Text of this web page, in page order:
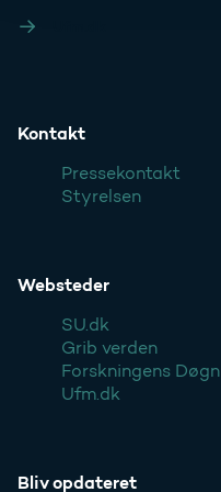
Kontakt
Pressekontakt
Styrelsen
Websteder
SU.dk
Grib verden
Forskningens Døgn
Ufm.dk
Bliv opdateret